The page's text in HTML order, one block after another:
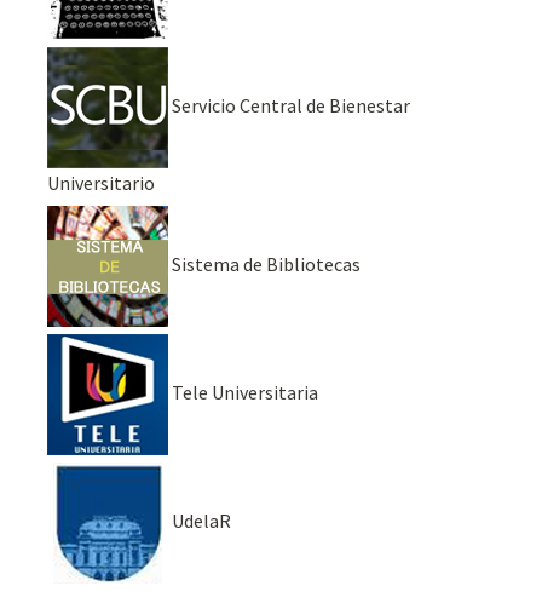
Servicio Central de Bienestar
Universitario
Sistema de Bibliotecas
Tele Universitaria
UdelaR